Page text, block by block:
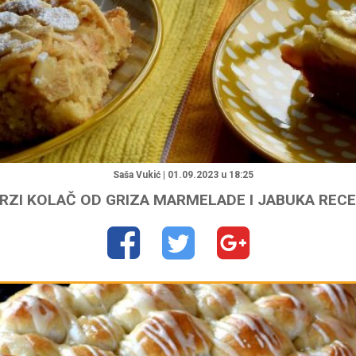
"
Saša Vukić | 01.09.2023 u 18:25
KOLAČ OD GRIZA MARMELADE I JABUKA